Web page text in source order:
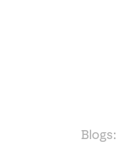
Blogs: